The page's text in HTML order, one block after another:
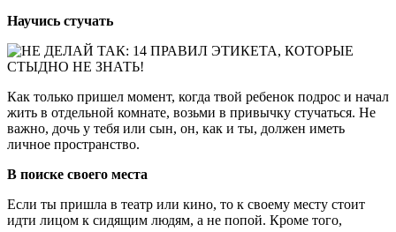
Научись стучать
Как только пришел момент, когда твой ребенок подрос и начал
жить в отдельной комнате, возьми в привычку стучаться. Не
важно, дочь у тебя или сын, он, как и ты, должен иметь
личное пространство.
В поиске своего места
Если ты пришла в театр или кино, то к своему месту стоит
идти лицом к сидящим людям, а не попой. Кроме того,